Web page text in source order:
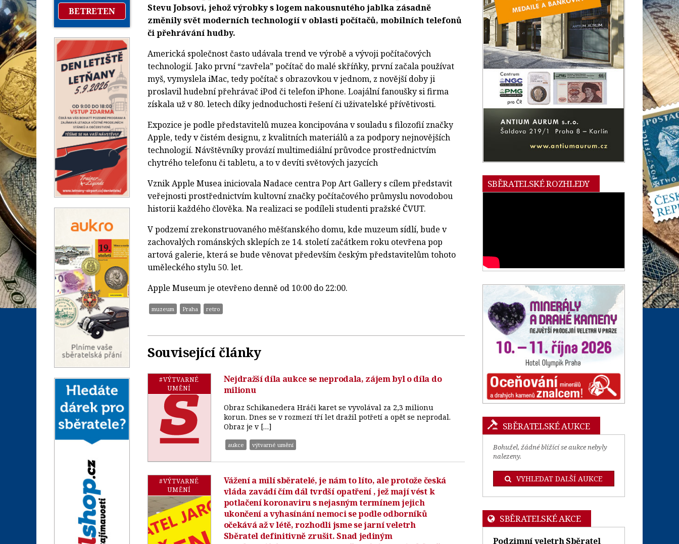
BETRETEN
Stevu Jobsovi, jehož výrobky s logem nakousnutého jablka zásadně
změnily svět moderních technologií v oblasti počítačů, mobilních telefonů
či přehrávání hudby.
Americká společnost často udávala trend ve výrobě a vývoji počítačových
technologií. Jako první “zavřela” počítač do malé skříňky, první začala používat
myš, vymyslela iMac, tedy počítač s obrazovkou v jednom, z novější doby ji
proslavil hudební přehrávač iPod či telefon iPhone. Loajální fanoušky si firma
získala už v 80. letech díky jednoduchosti řešení či uživatelské přívětivosti.
Expozice je podle představitelů muzea koncipována v souladu s filozofií značky
Apple, tedy v čistém designu, z kvalitních materiálů a za podpory nejnovějších
technologií. Návštěvníky provází multimediální průvodce prostřednictvím
chytrého telefonu či tabletu, a to v devíti světových jazycích
Vznik Apple Musea iniciovala Nadace centra Pop Art Gallery s cílem představit
veřejnosti prostřednictvím kultovní značky počítačového průmyslu novodobou
historii každého člověka. Na realizaci se podíleli studenti pražské ČVUT.
V podzemí zrekonstruovaného měšťanského domu, kde muzeum sídlí, bude v
zachovalých románských sklepích ze 14. století začátkem roku otevřena pop
artová galerie, která se bude věnovat především českým představitelům tohoto
uměleckého stylu 50. let.
Apple Museum je otevřeno denně od 10:00 do 22:00.
muzeum Praha retro
Související články
#VÝTVARNÉ
UMĚNÍ
Nejdražší díla aukce se neprodala, zájem byl o díla do
milionu
Obraz Schikanedera Hráči karet se vyvolával za 2,3 milionu
korun. Dnes se v rozmezí tří let dražil potřetí a opět se neprodal.
Obraz je v […]
aukce výtvarné umění
#VÝTVARNÉ
UMĚNÍ
Vážení a milí sběratelé, je nám to líto, ale protože česká
vláda zavádí čím dál tvrdší opatření , jež mají vést k
potlačení koronaviru s nejasným termínem jejich
ukončení a vyhasínání nemoci se podle odborníků
očekává až v létě, rozhodli jsme se jarní veletrh
Sběratel definitivně zrušit. Snad jediným
SBĚRATELSKÉ ROZHLEDY
SBĚRATELSKÉ AUKCE
Bohužel, žádné blížící se aukce nebyly
nalezeny.
VYHLEDAT DALŠÍ AUKCE
SBĚRATELSKÉ AKCE
Podzimní veletrh Sběratel